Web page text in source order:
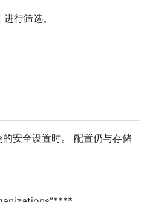
进行筛选。
安全设置时。 配置仍与存储